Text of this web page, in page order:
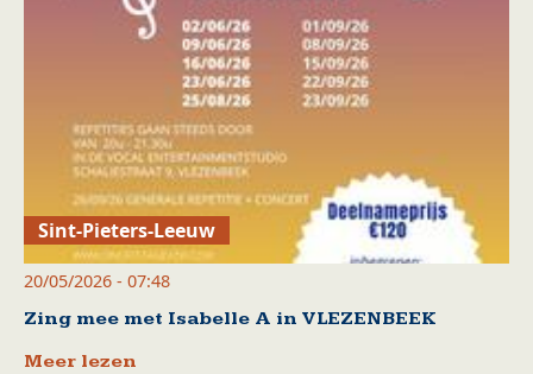
Sint-Pieters-Leeuw
20/05/2026 - 07:48
Zing mee met Isabelle A in VLEZENBEEK
Meer lezen